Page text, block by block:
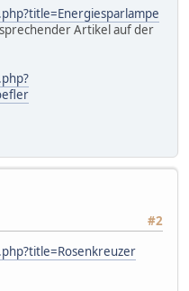
Artikel auf der
#2